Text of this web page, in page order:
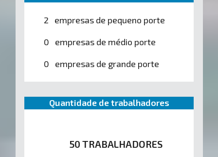
2 empresas de pequeno porte
0 empresas de médio porte
0 empresas de grande porte
Quantidade de trabalhadores
50 TRABALHADORES